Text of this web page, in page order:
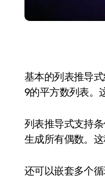
基本的列表推导
9的平方数列表。
列表推导式支持条
生成所有偶数。
还可以嵌套多个